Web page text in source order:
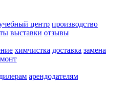
центр производство
выставки отзывы
химчистка доставка замена
дилерам арендодателям